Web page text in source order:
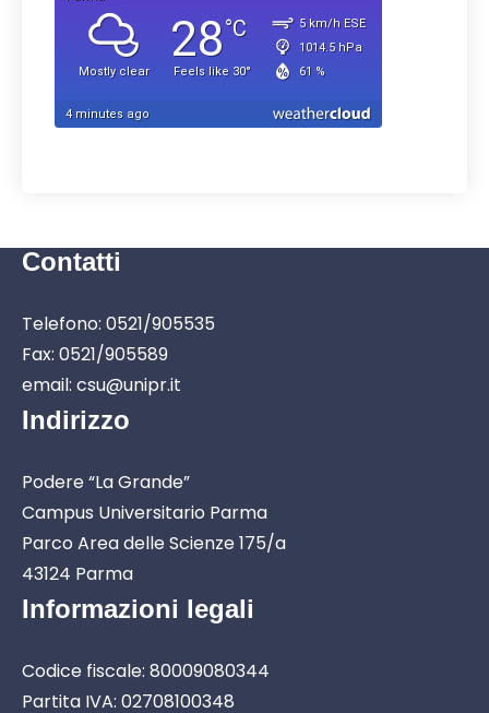
Contatti
Telefono: 0521/905535
Fax: 0521/905589
email: csu@unipr.it
Indirizzo
Podere “La Grande”
Campus Universitario Parma
Parco Area delle Scienze 175/a
43124 Parma
Informazioni legali
Codice fiscale: 80009080344
Partita IVA: 02708100348